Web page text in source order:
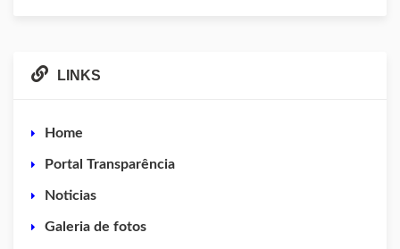
LINKS
Home
Portal Transparência
Noticias
Galeria de fotos